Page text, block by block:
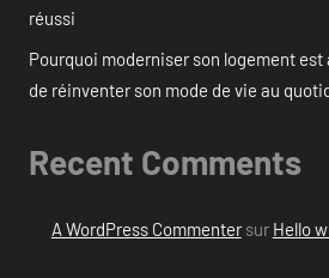
réussi
Pourquoi moderniser son logement
de réinventer son mode de vie au
Recent Comments
A WordPress Commentersur Hello